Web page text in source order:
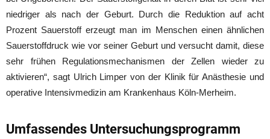
niedriger als nach der Geburt. Durch die Reduktion auf acht
Prozent Sauerstoff erzeugt man im Menschen einen ähnlichen
Sauerstoffdruck wie vor seiner Geburt und versucht damit, diese
sehr frühen Regulationsmechanismen der Zellen wieder zu
aktivieren“, sagt Ulrich Limper von der Klinik für Anästhesie und
operative Intensivmedizin am Krankenhaus Köln-Merheim.
Umfassendes Untersuchungsprogramm